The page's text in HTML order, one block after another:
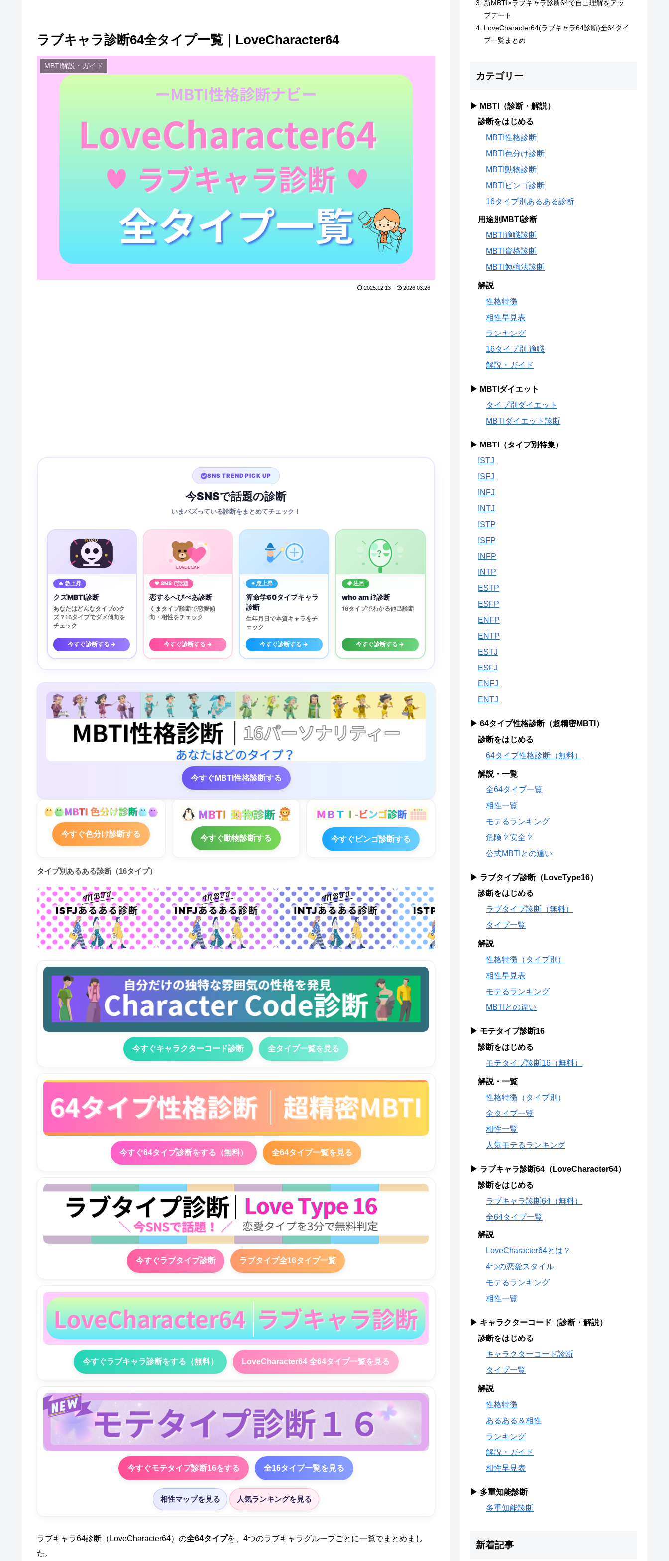
ラブキャラ診断64全タイプ一覧｜LoveCharacter64
MBTI解説・ガイド
2025.12.13 2026.03.26
SNS TREND PICK UP
今SNSで話題の診断
いまバズっている診断をまとめてチェック！
KUZU
🔥 急上昇
クズMBTI診断
あなたはどんなタイプのク
ズ？16タイプでダメ傾向を
チェック
今すぐ診断する →
LOVE BEAR
♥ SNSで話題
恋するへびべあ診断
くまタイプ診断で恋愛傾
向・相性をチェック
今すぐ診断する →
✦ 急上昇
算命学60タイプキャラ
診断
生年月日で本質キャラをチ
ェック
今すぐ診断する →
?
◈ 注目
who am i?診断
16タイプでわかる他己診断
今すぐ診断する →
今すぐMBTI性格診断する
今すぐ色分け診断する 今すぐ動物診断する 今すぐビンゴ診断する
タイプ別あるある診断（16タイプ）
今すぐキャラクターコード診断 全タイプ一覧を見る
今すぐ64タイプ診断をする（無料） 全64タイプ一覧を見る
今すぐラブタイプ診断 ラブタイプ全16タイプ一覧
今すぐラブキャラ診断をする（無料） LoveCharacter64 全64タイプ一覧を見る
今すぐモテタイプ診断16をする 全16タイプ一覧を見る
相性マップを見る 人気ランキングを見る
ラブキャラ64診断（LoveCharacter64）の全64タイプを、4つのラブキャラグループごとに一覧でまとめまし
た。
新MBTI×ラブキャラ診断64で自己理解をアッ
プデート
LoveCharacter64(ラブキャラ64診断)全64タイ
プ一覧まとめ
カテゴリー
▶ MBTI（診断・解説）
診断をはじめる
MBTI性格診断
MBTI色分け診断
MBTI動物診断
MBTIビンゴ診断
16タイプ別あるある診断
用途別MBTI診断
MBTI適職診断
MBTI資格診断
MBTI勉強法診断
解説
性格特徴
相性早見表
ランキング
16タイプ別 適職
解説・ガイド
▶ MBTIダイエット
タイプ別ダイエット
MBTIダイエット診断
▶ MBTI（タイプ別特集）
ISTJ
ISFJ
INFJ
INTJ
ISTP
ISFP
INFP
INTP
ESTP
ESFP
ENFP
ENTP
ESTJ
ESFJ
ENFJ
ENTJ
▶ 64タイプ性格診断（超精密MBTI）
診断をはじめる
64タイプ性格診断（無料）
解説・一覧
全64タイプ一覧
相性一覧
モテるランキング
危険？安全？
公式MBTIとの違い
▶ ラブタイプ診断（LoveType16）
診断をはじめる
ラブタイプ診断（無料）
タイプ一覧
解説
性格特徴（タイプ別）
相性早見表
モテるランキング
MBTIとの違い
▶ モテタイプ診断16
診断をはじめる
モテタイプ診断16（無料）
解説・一覧
性格特徴（タイプ別）
全タイプ一覧
相性一覧
人気モテるランキング
▶ ラブキャラ診断64（LoveCharacter64）
診断をはじめる
ラブキャラ診断64（無料）
全64タイプ一覧
解説
LoveCharacter64とは？
4つの恋愛スタイル
モテるランキング
相性一覧
▶ キャラクターコード（診断・解説）
診断をはじめる
キャラクターコード診断
タイプ一覧
解説
性格特徴
あるある＆相性
ランキング
解説・ガイド
相性早見表
▶ 多重知能診断
多重知能診断
新着記事